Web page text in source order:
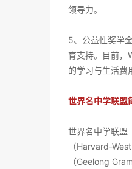
领导力。
5、公益性奖学
育支持。目前，
的学习与生活费
世界名中学联盟
世界名中学联盟
（Harvard-
（Geelong